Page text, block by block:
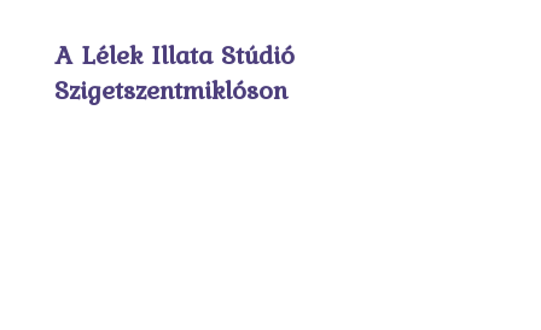
A Lélek Illata Stúdió
Szigetszentmiklóson